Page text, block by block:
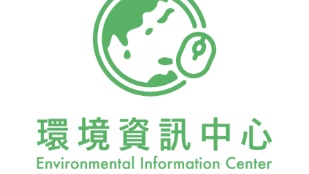
（Tell Me No Lies）內文提及全球24篇憾動人心的調查報
導，樂生保留運動和本地社會也十分需要，而這個責任，
以「公共」為名的媒體實在責無旁貸。 至於平面或者網路
媒體，根據青年樂生聯盟長期觀察，除少數文化版記者因
主跑文建會，多次報導樂生院被列為暫定古蹟或展現文化
價值等議題，才有相對平實報導，其餘如地方版或者政治